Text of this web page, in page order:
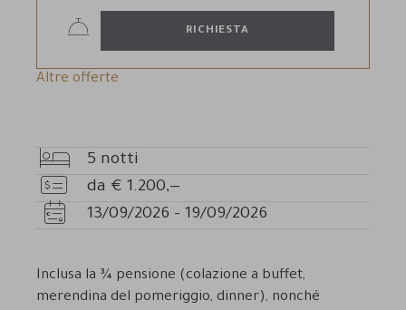
RICHIESTA
Altre offerte
Pernottamenti
5 notti
Prezzo
da € 1.200,—
Disponibilità
13/09/2026 - 19/09/2026
Inclusa la ¾ pensione (colazione a buffet,
merendina del pomeriggio, dinner), nonché